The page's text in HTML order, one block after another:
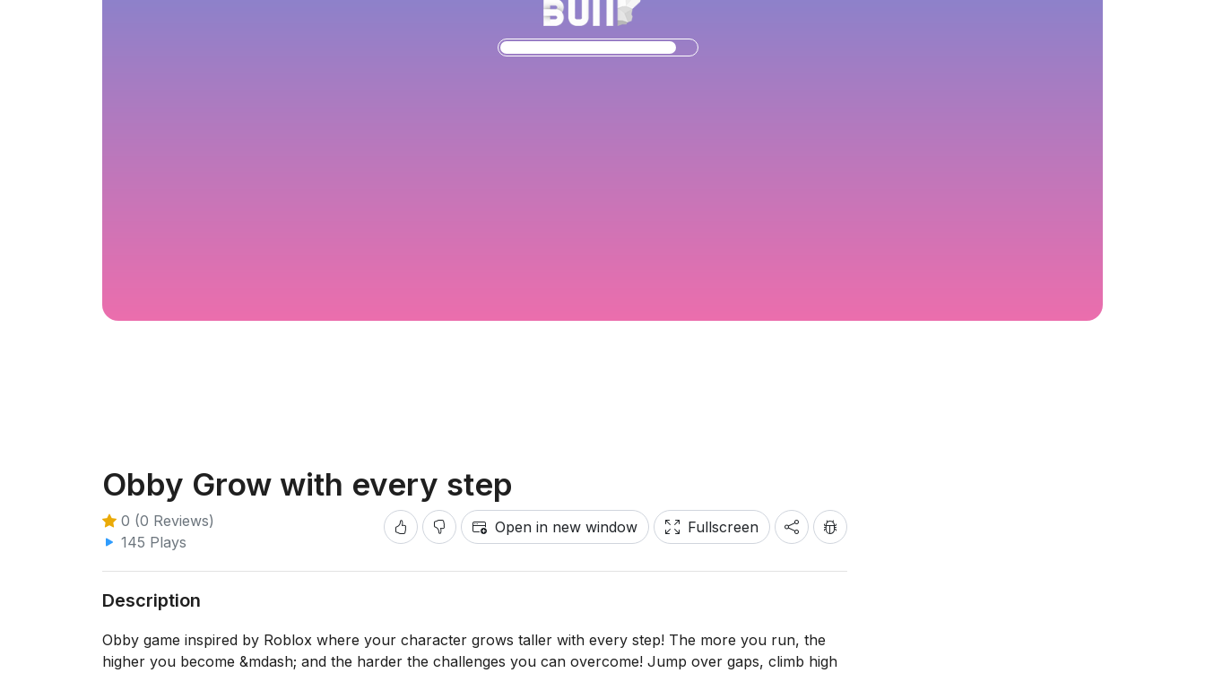
Obby Grow with every step
0 (0 Reviews)
145 Plays
Open in new window Fullscreen
Description
Obby game inspired by Roblox where your character grows taller with every step! The more you run, the
higher you become &mdash; and the harder the challenges you can overcome! Jump over gaps, climb high